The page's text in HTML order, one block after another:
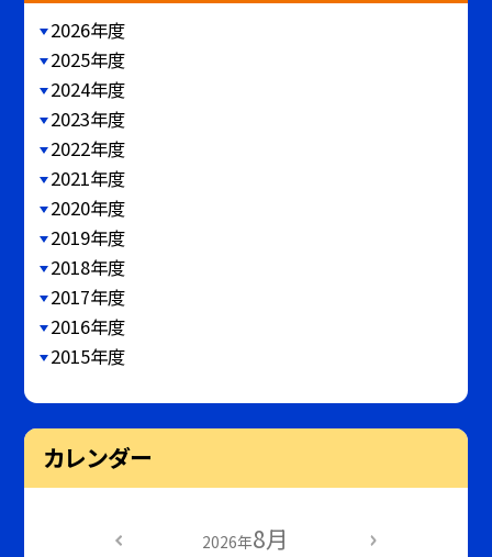
2026年度
2025年度
2024年度
2023年度
2022年度
2021年度
2020年度
2019年度
2018年度
2017年度
2016年度
2015年度
カレンダー
2026年8月